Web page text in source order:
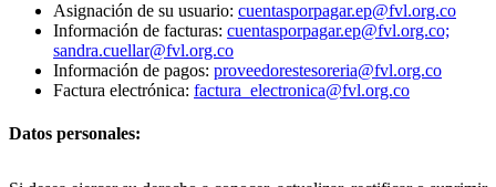
Asignación de su usuario: cuentasporpagar.ep@fvl.org.co
Información de facturas: cuentasporpagar.ep@fvl.org.co;
sandra.cuellar@fvl.org.co
Información de pagos: proveedorestesoreria@fvl.org.co
Factura electrónica: factura_electronica@fvl.org.co
Datos personales: